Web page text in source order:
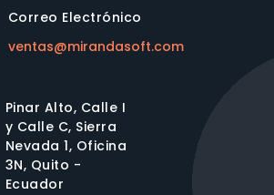
Correo Electrónico
ventas@mirandasoft.com
Pinar Alto, Calle I
y Calle C, Sierra
Nevada 1, Oficina
3N, Quito -
Ecuador